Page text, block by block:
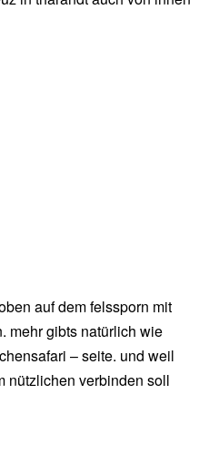
auf dem felssporn mit
mehr gibts natürlich wie
– seite. und weil
nützlichen verbinden soll